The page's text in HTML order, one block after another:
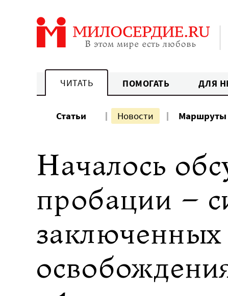
ЧИТАТЬ ПОМОГАТЬ ДЛЯ
Статьи Новости Маршруты
Началось
пробации –